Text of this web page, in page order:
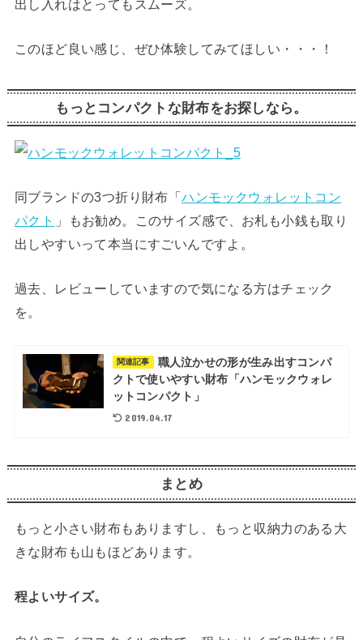
出し入れはとってもスムーズ。
このほど良い感じ、ぜひ体験してみてほしい・・・！
もっとコンパクトな財布をお探しなら。
同ブランドの3つ折り財布「ハンモックウォレットコン
パクト
」もお勧め。このサイズ感で、お札も小銭も取り
出しやすいって本当にすごいんですよ。
過去、レビューしていますので気になる方はチェック
を。
関連記事
職人泣かせの形が生み出すコンパ
クトで使いやすい財布「ハンモックウォレ
ットコンパクト」
2019.04.17
まとめ
もっと小さい財布もありますし、もっと収納力のある大
きな財布も山もほどあります。
程よいサイズ。